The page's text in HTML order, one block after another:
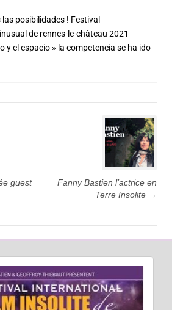
posibilidades ! Festival
de rennes-le-château 2021
y el espacio » la competencia se ha ido
guest
Fanny Bastien l’actrice en
Terre Insolite →